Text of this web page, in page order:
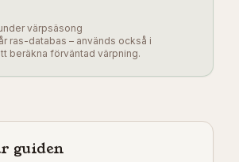
värpsäsong
ras-databas – används också i
beräkna förväntad värpning.
guiden